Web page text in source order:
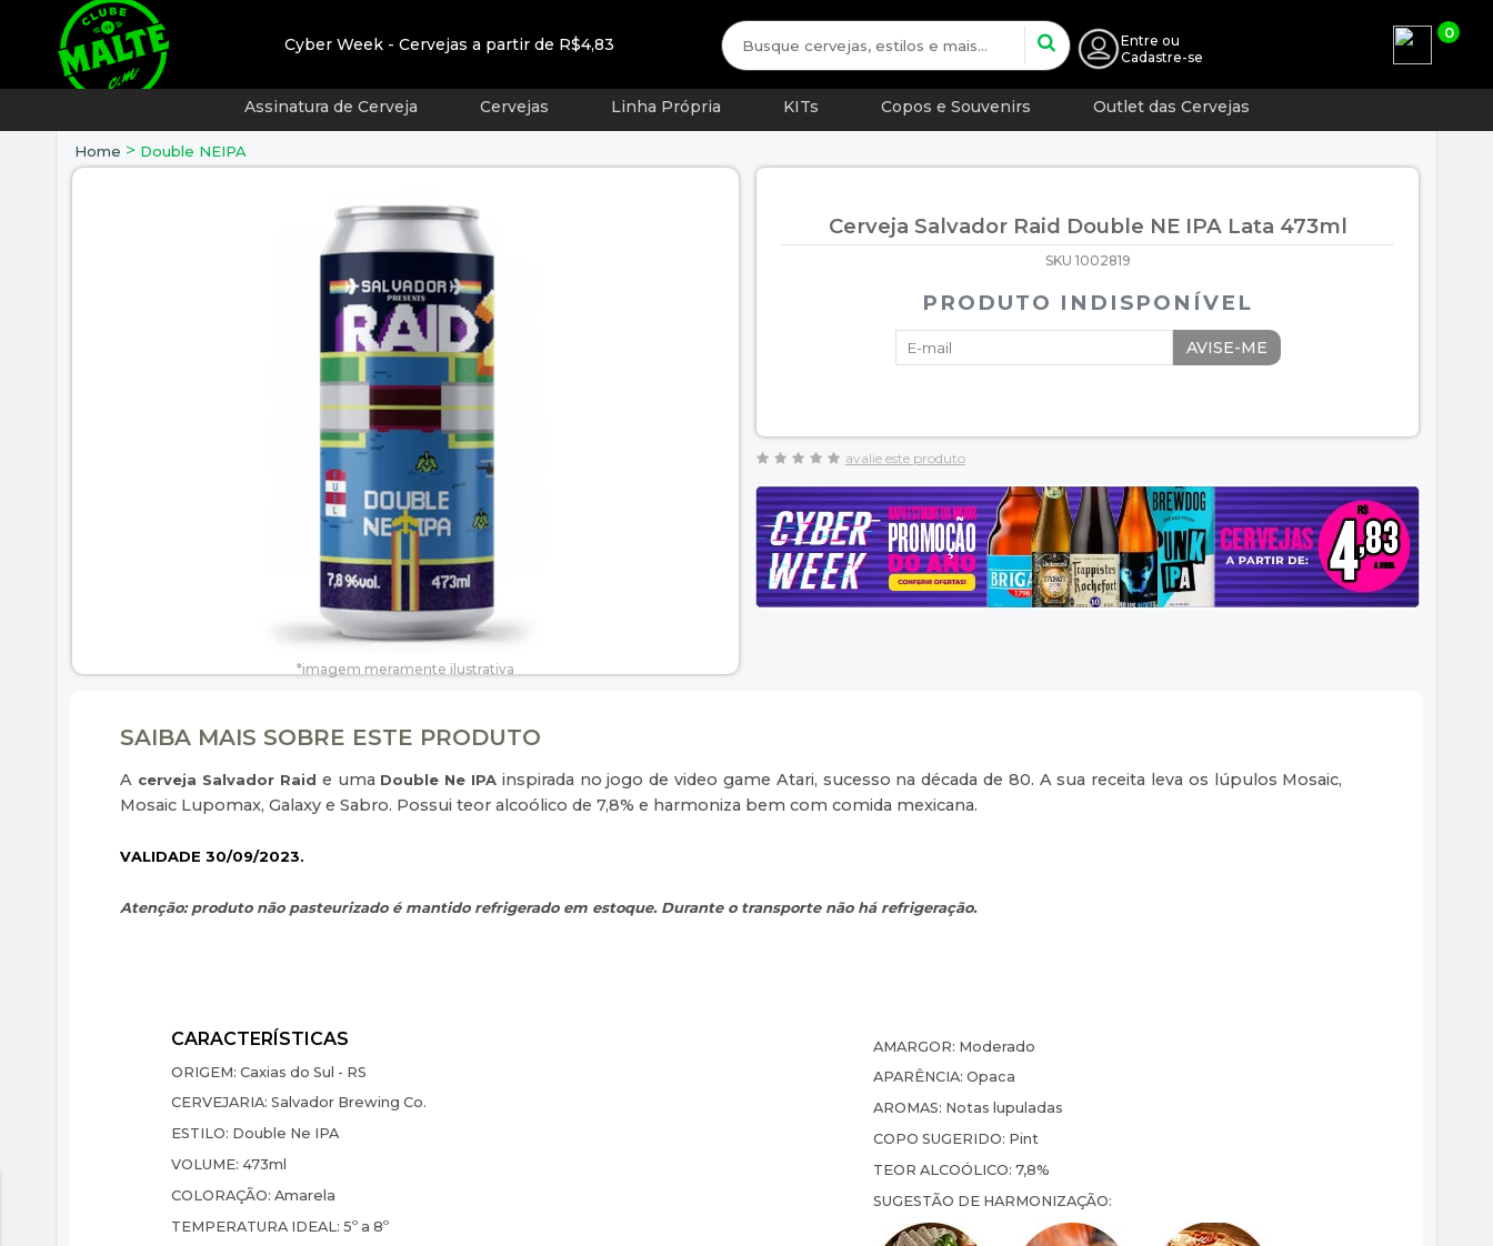
Cyber Week - Cervejas a partir de R$4,83 Entre ou
Cadastre-se
0
Assinatura de Cerveja Cervejas Linha Própria KITs Copos e Souvenirs Outlet das Cervejas
Home > Double NEIPA
Cerveja Salvador Raid Double NE IPA Lata 473ml
SKU 1002819
PRODUTO INDISPONÍVEL
AVISE-ME
avalie este produto
SAIBA MAIS SOBRE ESTE PRODUTO
A cerveja Salvador Raid e uma Double Ne IPAinspirada no jogo de video game Atari, sucesso na década de 80. A sua receita leva os lúpulos Mosaic,
Mosaic Lupomax, Galaxy e Sabro. Possui teor alcoólico de 7,8% e harmoniza bem com comida mexicana.
VALIDADE 30/09/2023.
Atenção: produto não pasteurizado é mantido refrigerado em estoque. Durante o transporte não há refrigeração.
ORIGEM: Caxias do Sul - RS
CERVEJARIA: Salvador Brewing Co.
ESTILO: Double Ne IPA
VOLUME: 473ml
COLORAÇÃO: Amarela
TEMPERATURA IDEAL: 5º a 8º
AMARGOR: Moderado
APARÊNCIA: Opaca
AROMAS: Notas lupuladas
COPO SUGERIDO: Pint
TEOR ALCOÓLICO: 7,8%
SUGESTÃO DE HARMONIZAÇÃO: